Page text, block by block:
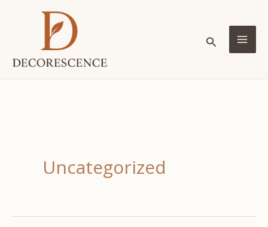
Rechercher
Uncategorized